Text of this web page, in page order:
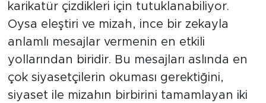
karikatür çizdikleri için tutuklanabiliyor.
Oysa eleştiri ve mizah, ince bir zekayla
anlamlı mesajlar vermenin en etkili
yollarından biridir. Bu mesajları aslında en
çok siyasetçilerin okuması gerektiğini,
siyaset ile mizahın birbirini tamamlayan iki